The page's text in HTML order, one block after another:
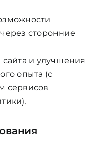
сторонние
и улучшения
опыта (с
сервисов